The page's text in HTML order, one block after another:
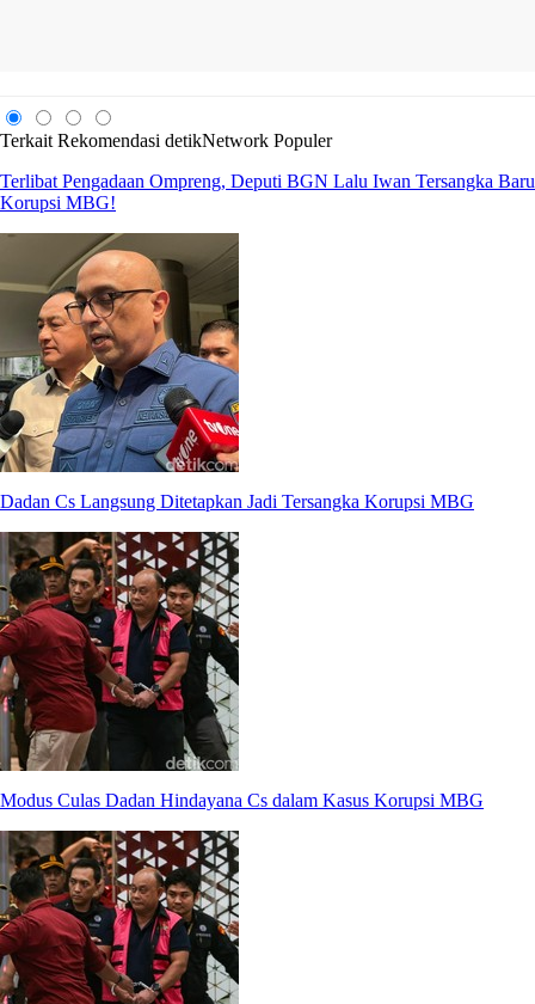
Terkait Rekomendasi detikNetwork Populer
Terlibat Pengadaan Ompreng, Deputi BGN Lalu Iwan Tersangka Baru
Korupsi MBG!
Dadan Cs Langsung Ditetapkan Jadi Tersangka Korupsi MBG
Modus Culas Dadan Hindayana Cs dalam Kasus Korupsi MBG